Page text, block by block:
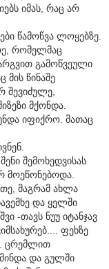
იმას, რაც არ
წამოწვა ლოყებზე.
რომელმაც
გამოწვეული
წინაშე
შევიძულე,
მქონდა.
იფიქრო. მათაც
შემოხედვისას
მოეწონებოდა.
მაგრამ ახლა
და ყელში
-თავს ნუუ იტანჯავ
ფეხზე
ცრემლით
და გულში